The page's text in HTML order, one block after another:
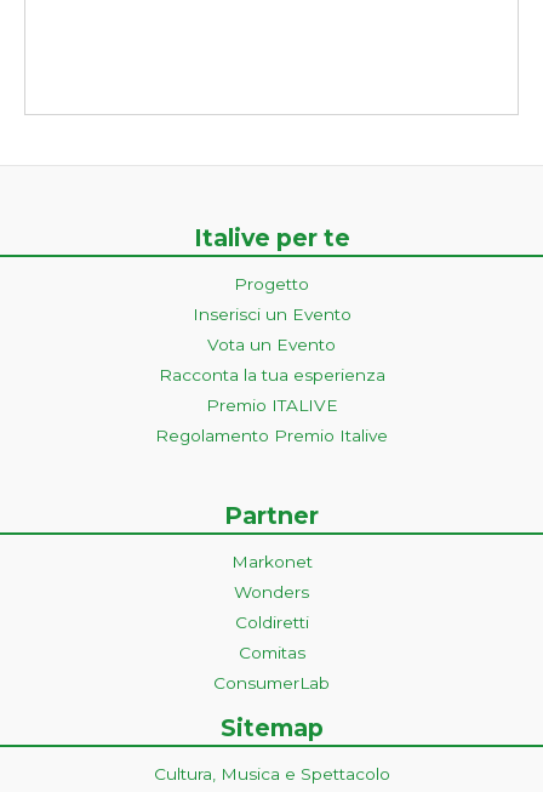
Italive per te
Progetto
Inserisci un Evento
Vota un Evento
Racconta la tua esperienza
Premio ITALIVE
Regolamento Premio Italive
Partner
Markonet
Wonders
Coldiretti
Comitas
ConsumerLab
Sitemap
Cultura, Musica e Spettacolo